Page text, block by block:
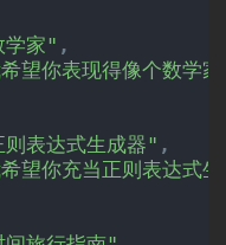
学家" ,
望你表现得像个数学
表达式生成器" ,
望你充当正则表达式